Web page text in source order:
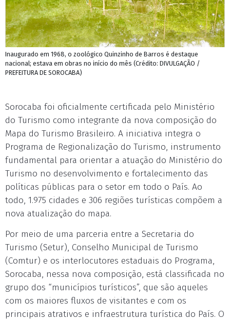
Inaugurado em 1968, o zoológico Quinzinho de Barros é destaque
nacional; estava em obras no início do mês (Crédito: DIVULGAÇÃO /
PREFEITURA DE SOROCABA)
Sorocaba foi oficialmente certificada pelo Ministério
do Turismo como integrante da nova composição do
Mapa do Turismo Brasileiro. A iniciativa integra o
Programa de Regionalização do Turismo, instrumento
fundamental para orientar a atuação do Ministério do
Turismo no desenvolvimento e fortalecimento das
políticas públicas para o setor em todo o País. Ao
todo, 1.975 cidades e 306 regiões turísticas compõem a
nova atualização do mapa.
Por meio de uma parceria entre a Secretaria do
Turismo (Setur), Conselho Municipal de Turismo
(Comtur) e os interlocutores estaduais do Programa,
Sorocaba, nessa nova composição, está classificada no
grupo dos “municípios turísticos”, que são aqueles
com os maiores fluxos de visitantes e com os
principais atrativos e infraestrutura turística do País. O